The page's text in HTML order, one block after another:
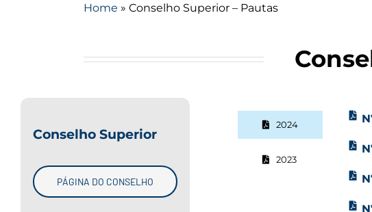
Home » Conselho Superior – Pautas
Conselho Superior
PÁGINA DO CONSELHO
2024
2023